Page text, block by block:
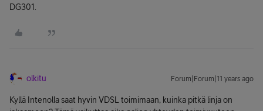
DG301.
olkitu Forum|Forum|11 years ago
Kyllä Intenolla saat hyvin VDSL toimimaan, kuinka pitkä linja on